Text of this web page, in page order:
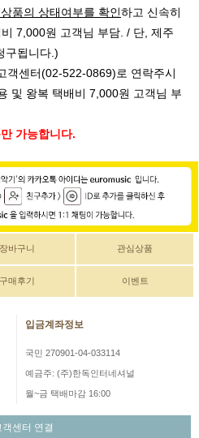
품의 상태여부를 확인하고 신속히
7,000원 고객님 부담. / 단, 제주
구됩니다.)
객센터(02-522-0869)로 연락주시
및 왕복 택배비 7,000원 고객님 부
가능합니다.
장바구니 관심상품
구매후기 이벤트
입금계좌정보
국민 270901-04-033114
예금주: (주)한독인터네셔널
월~금 택배마감 16:00
객센터 연결